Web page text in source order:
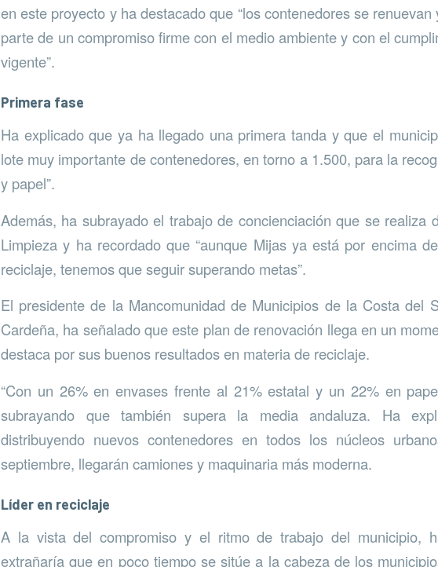
en este proyecto y ha destacado que “los contenedores se
parte de un compromiso firme con el medio ambiente y con el
vigente”.
Primera fase
Ha explicado que ya ha llegado una primera tanda y que el
lote muy importante de contenedores, en torno a 1.500, para la
y papel”.
Además, ha subrayado el trabajo de concienciación que se realiza
Limpieza y ha recordado que “aunque Mijas ya está por encima
reciclaje, tenemos que seguir superando metas”.
El presidente de la Mancomunidad de Municipios de la Costa del
Cardeña, ha señalado que este plan de renovación llega en un
destaca por sus buenos resultados en materia de reciclaje.
“Con un 26% en envases frente al 21% estatal y un 22% en
subrayando que también supera la media andaluza. Ha
distribuyendo nuevos contenedores en todos los núcleos
septiembre, llegarán camiones y maquinaria más moderna.
Líder en reciclaje
A la vista del compromiso y el ritmo de trabajo del municipio,
extrañaría que en poco tiempo se sitúe a la cabeza de los